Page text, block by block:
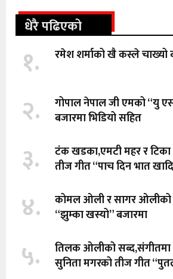
धेरै पढिएको
१. रमेश शर्माको खै कस्ले चाख्यो
२.
गोपाल नेपाल जी एमको “यु
बजारमा भिडियो सहित
३.
टंक खडका,एमटी महर र टिका
तीज गीत “पाच दिन भात
४.
कोमल ओली र सागर
“झुम्का खस्यो” बजारमा
५.
तिलक ओलीको सब्द,संगीतमा
सुनिता मगरको तीज गीत